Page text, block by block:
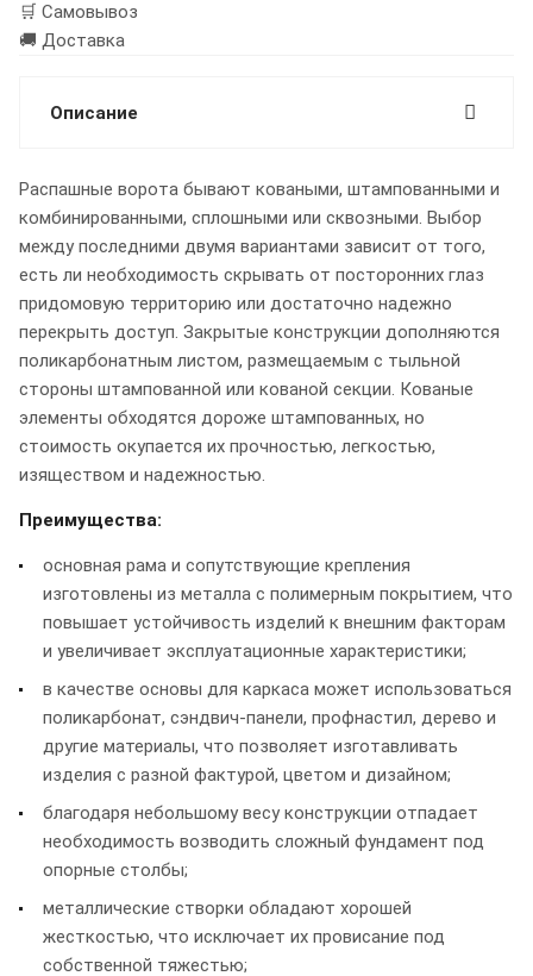
🛒 Самовывоз
🚚 Доставка
Описание
Распашные ворота бывают коваными, штампованными и
комбинированными, сплошными или сквозными. Выбор
между последними двумя вариантами зависит от того,
есть ли необходимость скрывать от посторонних глаз
придомовую территорию или достаточно надежно
перекрыть доступ. Закрытые конструкции дополняются
поликарбонатным листом, размещаемым с тыльной
стороны штампованной или кованой секции. Кованые
элементы обходятся дороже штампованных, но
стоимость окупается их прочностью, легкостью,
изяществом и надежностью.
Преимущества:
основная рама и сопутствующие крепления
изготовлены из металла с полимерным покрытием, что
повышает устойчивость изделий к внешним факторам
и увеличивает эксплуатационные характеристики;
в качестве основы для каркаса может использоваться
поликарбонат, сэндвич-панели, профнастил, дерево и
другие материалы, что позволяет изготавливать
изделия с разной фактурой, цветом и дизайном;
благодаря небольшому весу конструкции отпадает
необходимость возводить сложный фундамент под
опорные столбы;
металлические створки обладают хорошей
жесткостью, что исключает их провисание под
собственной тяжестью;